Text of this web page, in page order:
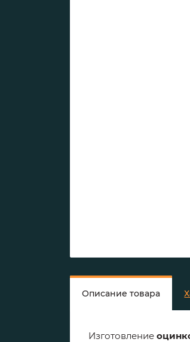
Описание товара
Изготовление